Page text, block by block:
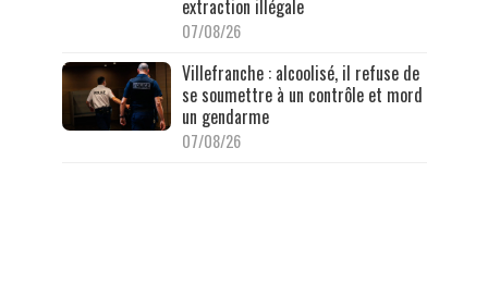
extraction illégale
07/08/26
Villefranche : alcoolisé, il refuse de
se soumettre à un contrôle et mord
un gendarme
07/08/26